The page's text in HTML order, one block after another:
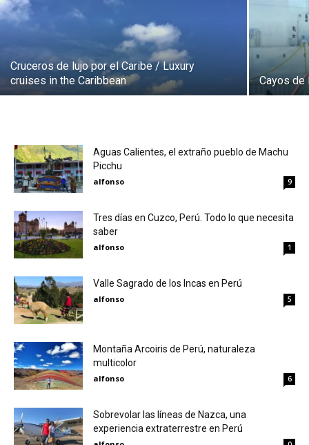
Cruceros de lujo por el Caribe / Luxury
cruises in the Caribbean
Cayos de
Aguas Calientes, el extraño pueblo de Machu
Picchu
alfonso 9
Tres días en Cuzco, Perú. Todo lo que necesita
saber
alfonso 1
Valle Sagrado de los Incas en Perú
alfonso 5
Montaña Arcoiris de Perú, naturaleza
multicolor
alfonso 6
Sobrevolar las líneas de Nazca, una
experiencia extraterrestre en Perú